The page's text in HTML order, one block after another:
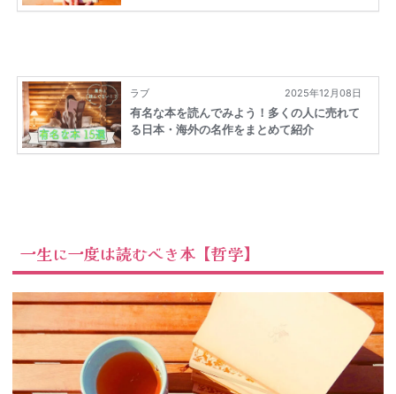
一生に一度は読むべき本【哲学】